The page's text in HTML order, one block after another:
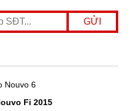
Fi 2015